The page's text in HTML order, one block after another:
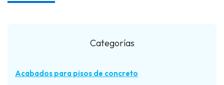
Categorías
Acabados para pisos de concreto